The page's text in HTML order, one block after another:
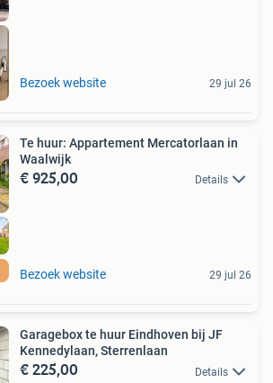
Bezoek website 29 jul 26
Te huur: Appartement Mercatorlaan in
Waalwijk
€ 925,00 Details
Bezoek website 29 jul 26
Garagebox te huur Eindhoven bij JF
Kennedylaan, Sterrenlaan
€ 225,00 Details